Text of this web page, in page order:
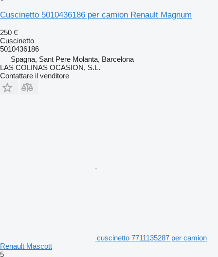
Cuscinetto 5010436186 per camion Renault Magnum
250 €
Cuscinetto
5010436186
Spagna, Sant Pere Molanta, Barcelona
LAS COLINAS OCASION, S.L.
Contattare il venditore
cuscinetto 7711135287 per camion
Renault Mascott
5